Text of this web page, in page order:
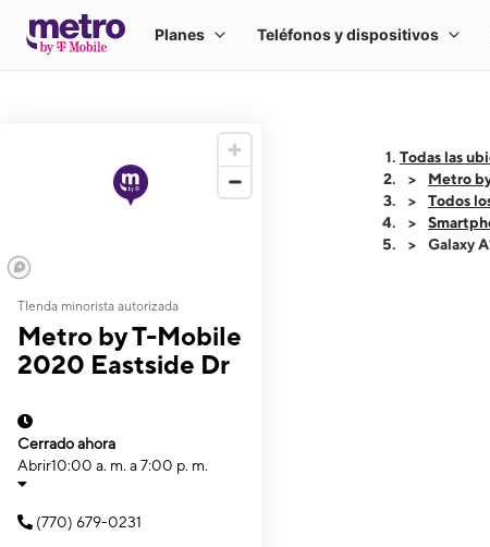
TIenda minorista autorizada
Metro by T-Mobile
2020 Eastside Dr
Cerrado ahora
Abrir10:00 a. m. a 7:00 p. m.
(770) 679-0231
Todas las
Metro
Todos
Galaxy